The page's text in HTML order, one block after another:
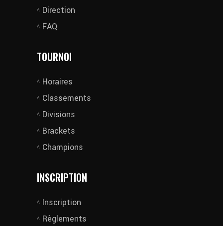
Direction
FAQ
TOURNOI
Horaires
Classements
Divisions
Brackets
Champions
INSCRIPTION
Inscription
Règlements